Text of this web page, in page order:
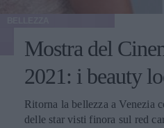
Mostra del
2021: i beauty
Ritorna la bellezza a Venezia
delle star visti finora sul red